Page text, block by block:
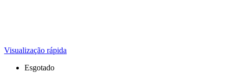
Visualização rápida
Esgotado